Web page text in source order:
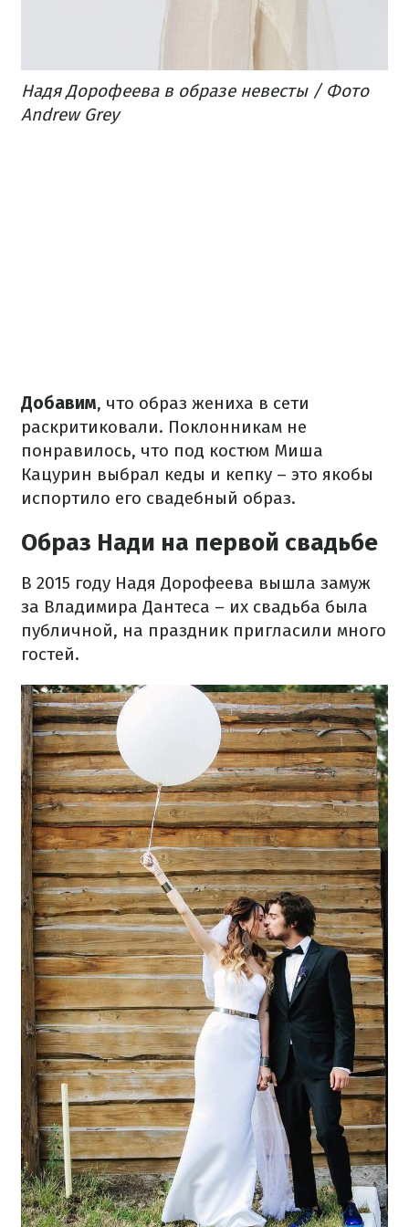
Надя Дорофеева в образе невесты / Фото
Andrew Grey
Добавим, что образ жениха в сети
раскритиковали. Поклонникам не
понравилось, что под костюм Миша
Кацурин выбрал кеды и кепку – это якобы
испортило его свадебный образ.
Образ Нади на первой свадьбе
В 2015 году Надя Дорофеева вышла замуж
за Владимира Дантеса – их свадьба была
публичной, на праздник пригласили много
гостей.